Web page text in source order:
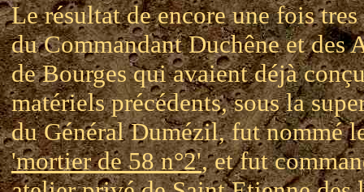
Le résultat de encore une fois
du Commandant Duchêne et des
de Bourges qui avaient déjà
matériels précédents, sous la
du Général Dumézil, fut nommé
'mortier de 58 n°2', et fut